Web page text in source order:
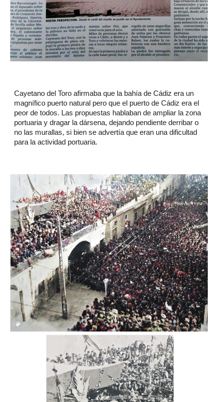
Cayetano del Toro afirmaba que la bahía de Cádiz era un
magnífico puerto natural pero que el puerto de Cádiz era el
peor de todos. Las propuestas hablaban de ampliar la zona
portuaria y dragar la dársena, dejando pendiente derribar o
no las murallas, si bien se advertía que eran una dificultad
para la actividad portuaria.